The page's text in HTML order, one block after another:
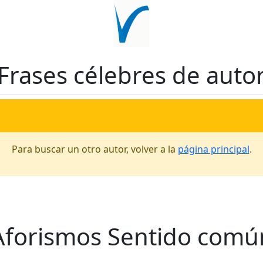
célebres de
Para buscar un otro autor, volver a la página principal.
Sentido